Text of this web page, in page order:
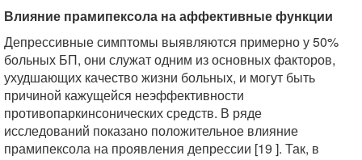
Влияние прамипексола на аффективные функции
Депрессивные симптомы выявляются примерно у 50%
больных БП, они служат одним из основных факторов,
ухудшающих качество жизни больных, и могут быть
причиной кажущейся неэффективности
противопаркинсонических средств. В ряде
исследований показано положительное влияние
прамипексола на проявления депрессии [19 ]. Так, в